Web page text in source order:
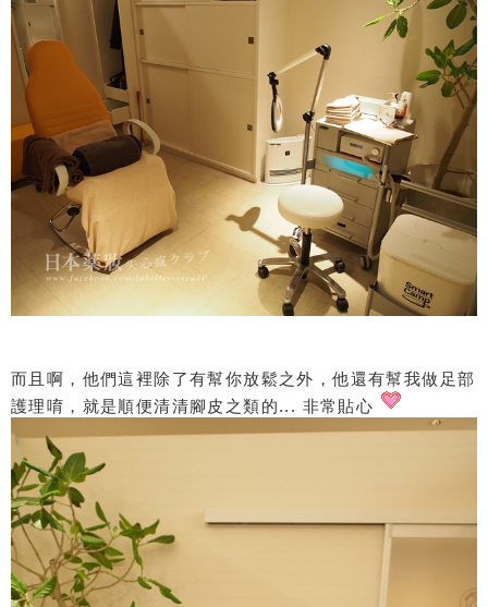
而且啊，他們這裡除了有幫你放鬆之外，他還有幫我做足部
護理唷，就是順便清清腳皮之類的... 非常貼心